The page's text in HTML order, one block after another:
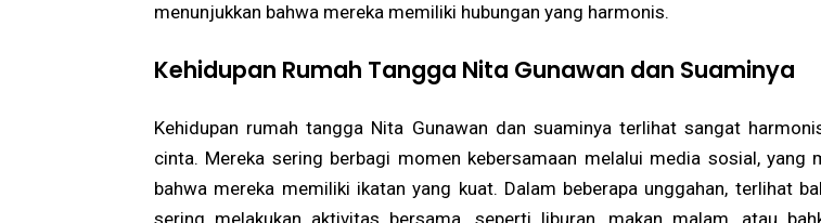
menunjukkan bahwa mereka memiliki hubungan yang harmonis.
Kehidupan Rumah Tangga Nita Gunawan dan Suaminya
Kehidupan rumah tangga Nita Gunawan dan suaminya terlihat sangat
cinta. Mereka sering berbagi momen kebersamaan melalui media sosial, yang
bahwa mereka memiliki ikatan yang kuat. Dalam beberapa unggahan, terlihat